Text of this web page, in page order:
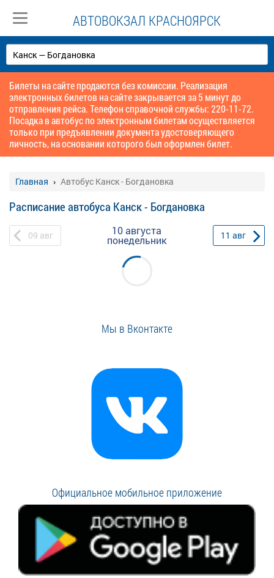
АВТОВОКЗАЛ КРАСНОЯРСК
Билеты на сайте продаются без комиссии. Реализация
электронных билетов на сайте закрывается за 5 минут до
отправления рейса. Телефон справочной службы: 220-11-72.
Посадка в автобус по электронным билетам осуществляется
только при предъявлении документа удостоверяющего
личность, на основании которого был оформлен билет.
Главная Автобус Канск - Богдановка
Расписание автобуса Канск - Богдановка
09 авг 10 августа
понедельник 11 авг
Мы в Вконтакте
Официальное мобильное приложение